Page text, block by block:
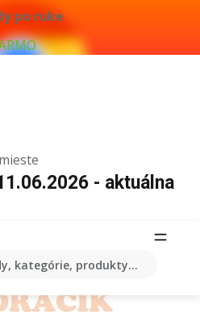
po ruke
kategórie, produkty...
- aktuálna